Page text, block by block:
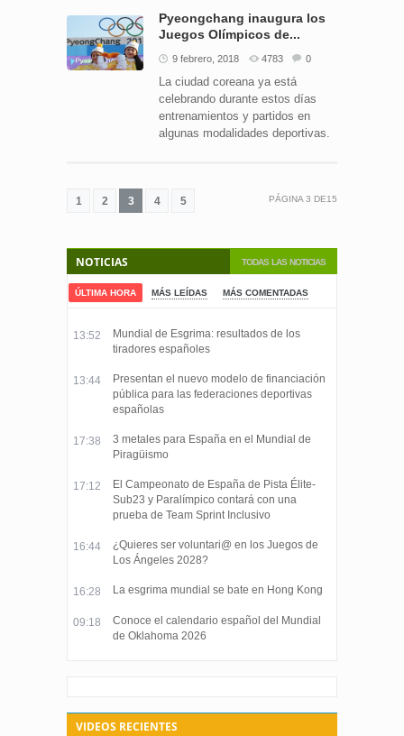
Pyeongchang inaugura los
Juegos Olímpicos de...
9 febrero, 2018 4783 0
La ciudad coreana ya está
celebrando durante estos días
entrenamientos y partidos en
algunas modalidades deportivas.
1 2 3 4 5 PÁGINA3 DE15
TODAS LAS NOTICIAS
NOTICIAS
ÚLTIMA HORA MÁS LEÍDAS MÁS COMENTADAS
13:52
Mundial de Esgrima: resultados de los
tiradores españoles
13:44
Presentan el nuevo modelo de financiación
pública para las federaciones deportivas
españolas
17:38
3 metales para España en el Mundial de
Piragüismo
17:12
El Campeonato de España de Pista Élite-
Sub23 y Paralímpico contará con una
prueba de Team Sprint Inclusivo
16:44
¿Quieres ser voluntari@ en los Juegos de
Los Ángeles 2028?
16:28 La esgrima mundial se bate en Hong Kong
09:18
Conoce el calendario español del Mundial
de Oklahoma 2026
VIDEOS RECIENTES